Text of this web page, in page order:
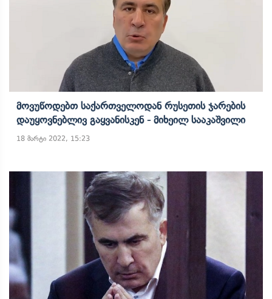
Მოვუწოდებთ Საქართველოდან Რუსეთის Ჯარების
Დაუყოვნებლივ Გაყვანისკენ - Მიხეილ Სააკაშვილი
18 მარტი 2022, 15:23